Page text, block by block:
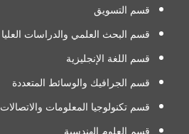
قسم التسويق
قسم البحث العلمي والدراسات العليا
قسم اللغة الإنجليزية
قسم الجرافيك والوسائط المتعددة
قسم تكنولوجيا المعلومات والاتصالات
قسم العلوم الهندسية